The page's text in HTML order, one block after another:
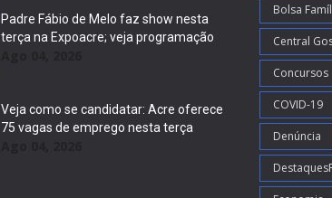
Padre Fábio de Melo faz show nesta
terça na Expoacre; veja programação
Veja como se candidatar: Acre oferece
75 vagas de emprego nesta terça
Bolsa
Central
Concursos
COVID-19
Denúncia